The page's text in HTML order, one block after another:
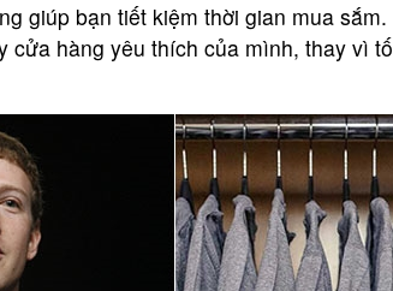
giúp bạn tiết kiệm thời gian mua
cửa hàng yêu thích của mình, thay vì